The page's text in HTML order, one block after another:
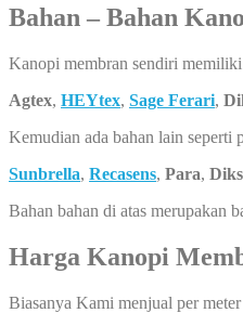
Bahan – Bahan
Kanopi membran sendiri
Agtex, HEYtex, Sage Ferari,
Kemudian ada bahan lain seperti
Sunbrella, Recasens, Para,
Bahan bahan di atas merupakan
Harga Kanopi
Biasanya Kami menjual per